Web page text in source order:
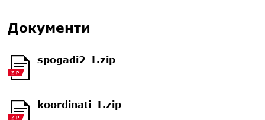
Документи
spogadi2-1.zip
koordinati-1.zip